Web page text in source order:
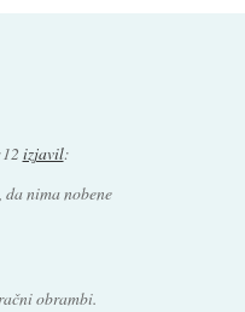
izjavil:
nima nobene
obrambi.